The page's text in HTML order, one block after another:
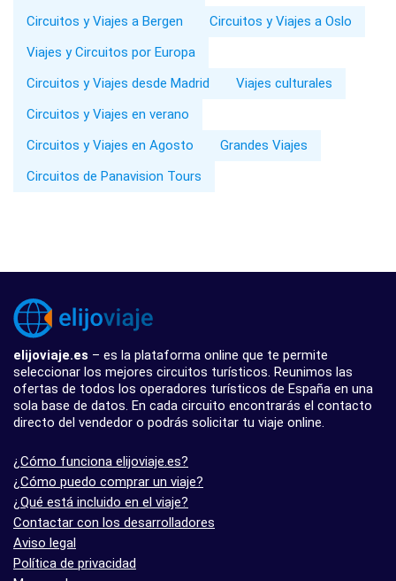
Circuitos y Viajes a Bergen
Circuitos y Viajes a Oslo
Viajes y Circuitos por Europa
Circuitos y Viajes desde Madrid
Viajes culturales
Circuitos y Viajes en verano
Circuitos y Viajes en Agosto
Grandes Viajes
Circuitos de Panavision Tours
elijoviaje.es – es la plataforma online que te permite
seleccionar los mejores circuitos turísticos. Reunimos las
ofertas de todos los operadores turísticos de España en una
sola base de datos. En cada circuito encontrarás el contacto
directo del vendedor o podrás solicitar tu viaje online.
¿Cómo funciona elijoviaje.es?
¿Cómo puedo comprar un viaje?
¿Qué está incluido en el viaje?
Contactar con los desarrolladores
Aviso legal
Política de privacidad